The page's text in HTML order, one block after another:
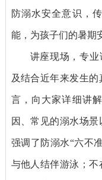
防溺水安全意识，
能，为孩子们的暑期
讲座现场，专业
及结合近年来发生
言，向大家详细讲
因、常见的溺水场
强调了防溺水“六不
与他人结伴游泳；不